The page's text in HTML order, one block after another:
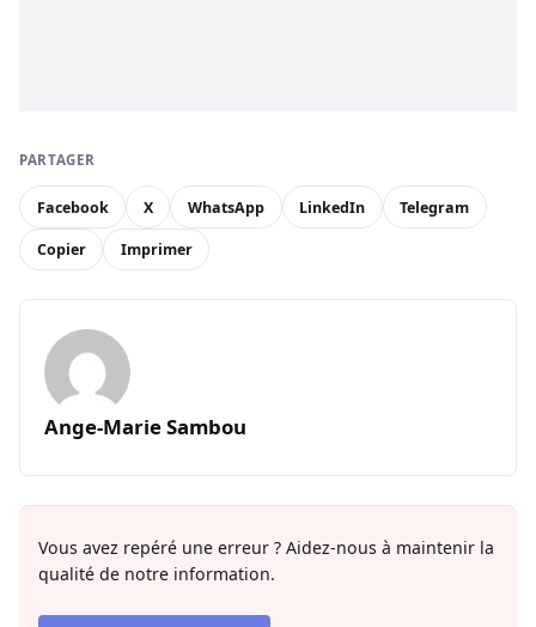
PARTAGER
Facebook X WhatsApp LinkedIn Telegram
Copier Imprimer
Ange-Marie Sambou
Vous avez repéré une erreur ? Aidez-nous à maintenir la
qualité de notre information.